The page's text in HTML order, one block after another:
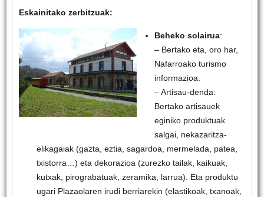
Eskainitako zerbitzuak:
Beheko solairua:
– Bertako eta, oro har,
Nafarroako turismo
informazioa.
– Artisau-denda:
Bertako artisauek
eginiko produktuak
salgai, nekazaritza-
elikagaiak (gazta, eztia, sagardoa, mermelada, patea,
txistorra…) eta dekorazioa (zurezko tailak, kaikuak,
kutxak, pirograbatuak, zeramika, larrua). Eta produktu
ugari Plazaolaren irudi berriarekin (elastikoak, txanoak,